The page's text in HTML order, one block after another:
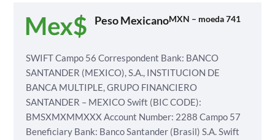
Peso MexicanoMXN – moeda 741
SWIFTCampo 56 Correspondent Bank: BANCO
SANTANDER (MEXICO), S.A., INSTITUCION DE
BANCA MULTIPLE, GRUPO FINANCIERO
SANTANDER – MEXICOSwift (BIC CODE):
BMSXMXMMXXX Account Number: 2288 Campo 57
Beneficiary Bank: Banco Santander (Brasil) S.A.Swift